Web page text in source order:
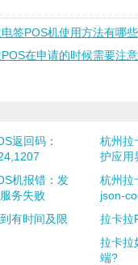
签POS机使用方法有哪些
在申请的时候需要注
返回码：
杭州拉
护应用
机报错：发
务失败
杭州拉
json-
有时间及限
拉卡拉
拉卡拉
端?